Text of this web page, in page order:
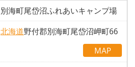
別海町尾岱沼ふれあいキャンプ場
北海道野付郡別海町尾岱沼岬町66
MAP